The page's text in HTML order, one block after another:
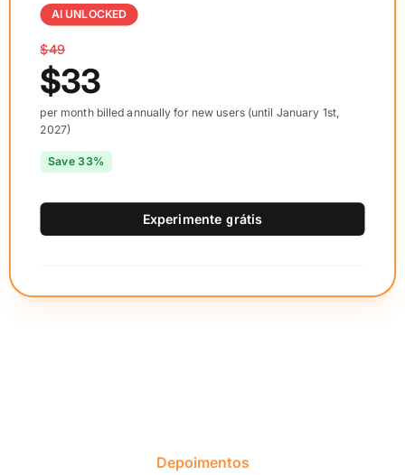
AI UNLOCKED
$49
$33
per month billed annually for new users (until January 1st,
2027)
Save 33%
Experimente grátis
Depoimentos